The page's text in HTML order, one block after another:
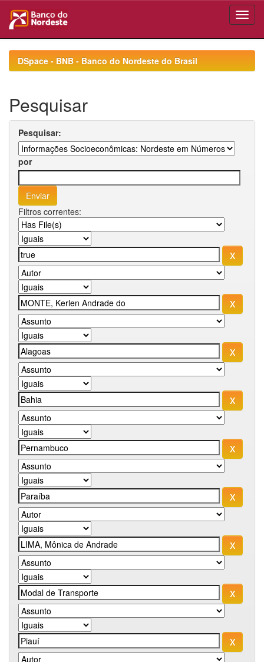
navigationDSpace - BNB - Banco do Nordeste do Brasil
Pesquisar
Pesquisar:
por
Filtros correntes: